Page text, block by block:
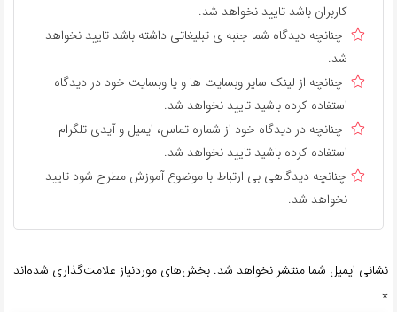
کاربران باشد تایید نخواهد شد.
چنانچه دیدگاه شما جنبه ی تبلیغاتی داشته باشد تایید نخواهد
شد.
چنانچه از لینک سایر وبسایت ها و یا وبسایت خود در دیدگاه
استفاده کرده باشید تایید نخواهد شد.
چنانچه در دیدگاه خود از شماره تماس، ایمیل و آیدی تلگرام
استفاده کرده باشید تایید نخواهد شد.
چنانچه دیدگاهی بی ارتباط با موضوع آموزش مطرح شود تایید
نخواهد شد.
نشانی ایمیل شما منتشر نخواهد شد. بخش‌های موردنیاز علامت‌گذاری شده‌اند
*